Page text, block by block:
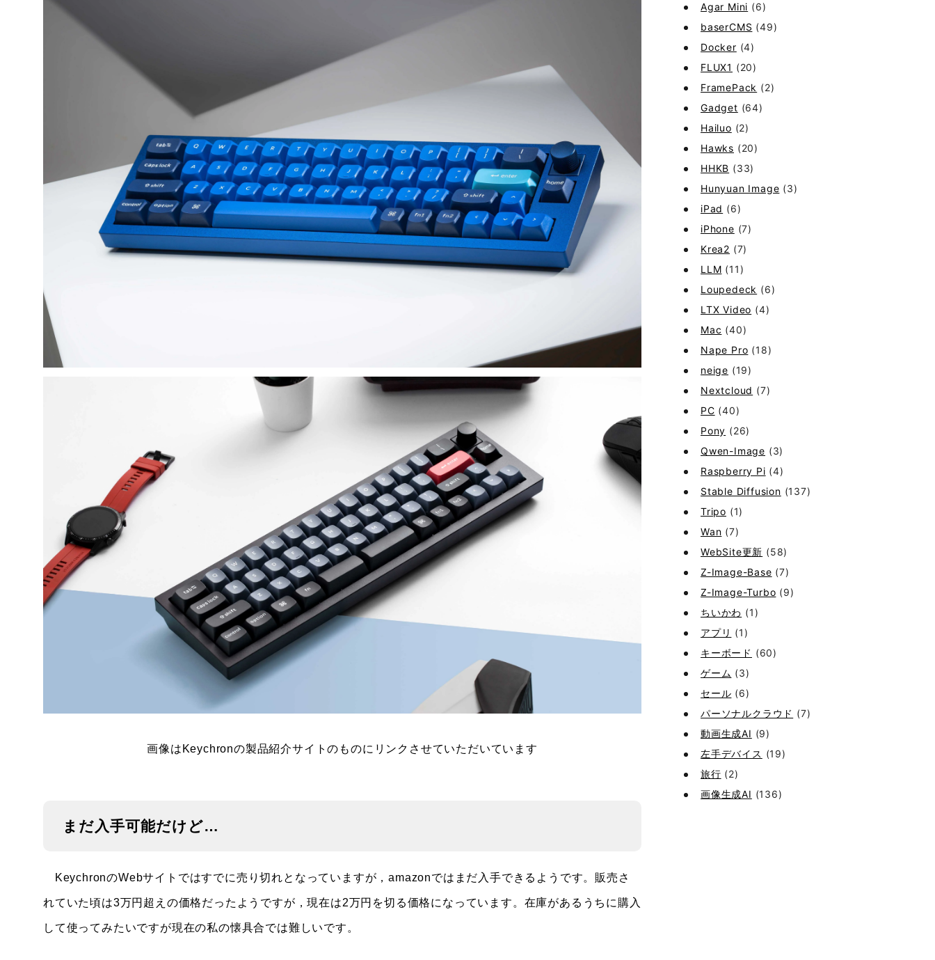
画像はKeychronの製品紹介サイトのものにリンクさせていただいています
まだ入手可能だけど…
KeychronのWebサイトではすでに売り切れとなっていますが，amazonではまだ入手できるようです。販売さ
れていた頃は3万円超えの価格だったようですが，現在は2万円を切る価格になっています。在庫があるうちに購入
して使ってみたいですが現在の私の懐具合では難しいです。
Agar Mini (6)
baserCMS (49)
Docker (4)
FLUX1 (20)
FramePack (2)
Gadget (64)
Hailuo (2)
Hawks (20)
HHKB (33)
Hunyuan Image (3)
iPad (6)
iPhone (7)
Krea2 (7)
LLM (11)
Loupedeck (6)
LTX Video (4)
Mac (40)
Nape Pro (18)
neige (19)
Nextcloud (7)
PC (40)
Pony (26)
Qwen-Image (3)
Raspberry Pi (4)
Stable Diffusion (137)
Tripo (1)
Wan (7)
WebSite更新 (58)
Z-Image-Base (7)
Z-Image-Turbo (9)
ちいかわ (1)
アプリ (1)
キーボード (60)
ゲーム (3)
セール (6)
パーソナルクラウド (7)
動画生成AI (9)
左手デバイス (19)
旅行 (2)
画像生成AI (136)